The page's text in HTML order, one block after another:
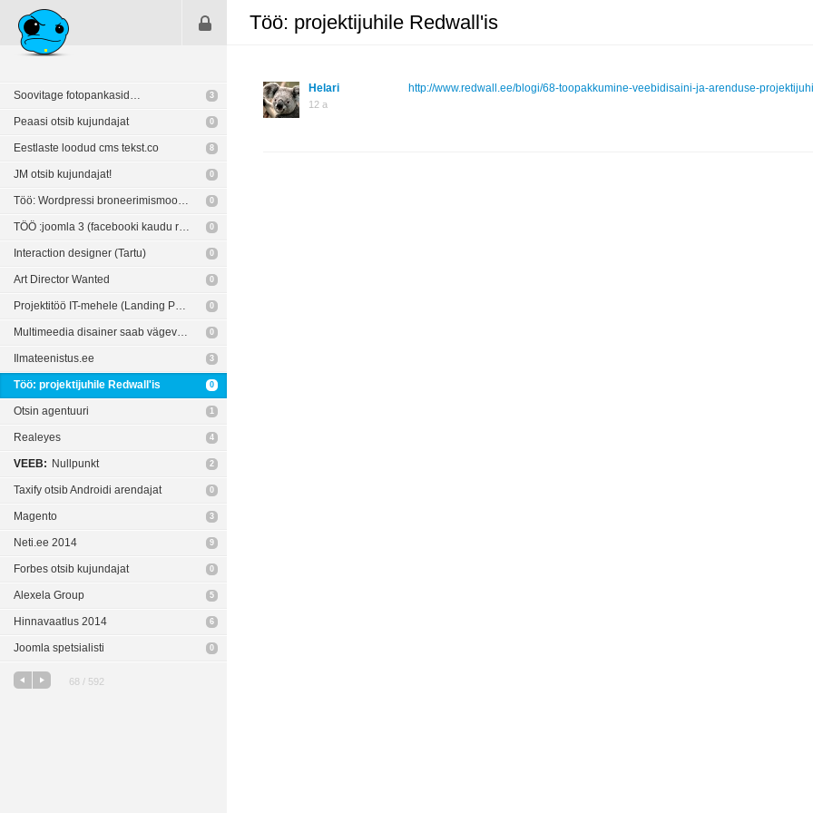
Soovitage fotopankasid… 3
Peaasi otsib kujundajat 0
Eestlaste loodud cms tekst.co 8
JM otsib kujundajat! 0
Töö: Wordpressi broneerimismoodul 0
TÖÖ :joomla 3 (facebooki kaudu registreerimine) 0
Interaction designer (Tartu) 0
Art Director Wanted 0
Projektitöö IT-mehele (Landing Page) 0
Multimeedia disainer saab vägeva töö 0
Ilmateenistus.ee 3
Töö: projektijuhile Redwall'is 0
Otsin agentuuri 1
Realeyes 4
VEEB: Nullpunkt 2
Taxify otsib Androidi arendajat 0
Magento 3
Neti.ee 2014 9
Forbes otsib kujundajat 0
Alexela Group 5
Hinnavaatlus 2014 6
Joomla spetsialisti 0
68 / 592
Töö: projektijuhile Redwall'is
Helari
12 a
http://www.redwall.ee/blogi/68-toopakkumine-veebidisaini-ja-arenduse-